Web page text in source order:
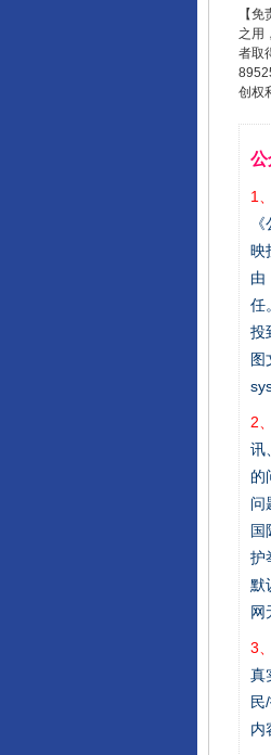
【
之用
者取
创权
公
1、
映
由
任
投
图
2、
讯
的
问
国
护
默
网
3、
真
民
内